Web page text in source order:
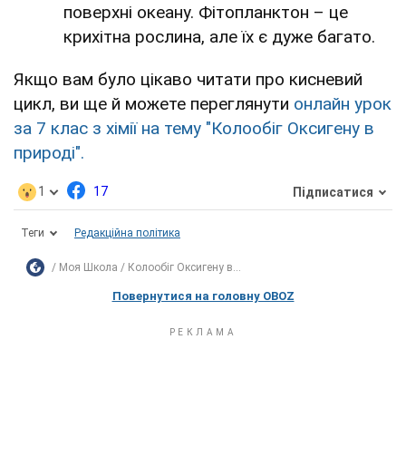
поверхні океану. Фітопланктон – це
крихітна рослина, але їх є дуже багато.
Якщо вам було цікаво читати про кисневий
цикл, ви ще й можете переглянути онлайн урок
за 7 клас з хімії на тему "Колообіг Оксигену в
природі".
1 17 Підписатися
Теги Редакційна політика
Моя Школа Колообіг Оксигену в...
Повернутися на головну OBOZ